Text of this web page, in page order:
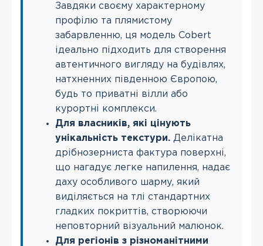
Завдяки своєму характерному
профілю та плямистому
забарвленню, ця модель Cobert
ідеально підходить для створення
автентичного вигляду на будівлях,
натхненних південною Європою,
будь то приватні вілли або
курортні комплекси.
Для власників, які цінують
унікальність текстури. Делікатна
дрібнозерниста фактура поверхні,
що нагадує легке напилення, надає
даху особливого шарму, який
виділяється на тлі стандартних
гладких покриттів, створюючи
неповторний візуальний малюнок.
Для регіонів з різноманітними